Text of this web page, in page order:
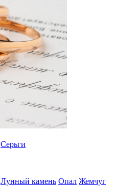
Серьги
Лунный камень Опал Жемчуг